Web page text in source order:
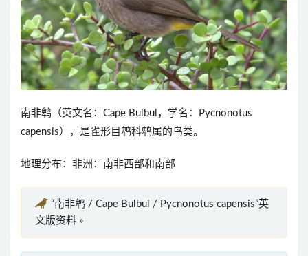
南非鹎（英文名：Cape Bulbul，学名：Pycnonotus
capensis），是雀形目鹎科鹎属的鸟类。
地理分布：非洲：南非西部和南部
“南非鹎 / Cape Bulbul / Pycnonotus capensis”英
文版资料 »